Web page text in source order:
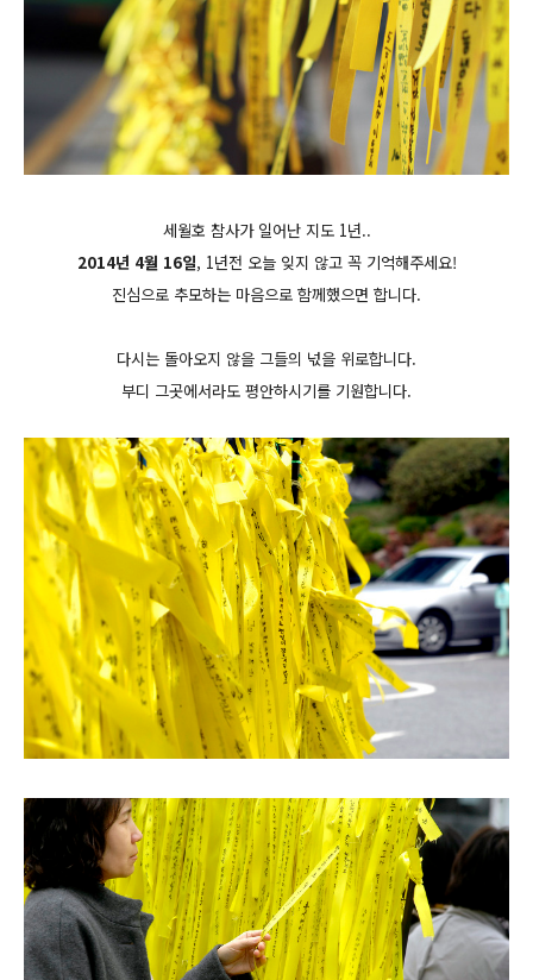
세월호 참사가 일어난 지도 1년..
2014년 4월 16일, 1년전 오늘 잊지 않고 꼭 기억해주세요!
진심으로 추모하는 마음으로 함께했으면 합니다.
다시는 돌아오지 않을 그들의 넋을 위로합니다.
부디 그곳에서라도 평안하시기를 기원합니다.